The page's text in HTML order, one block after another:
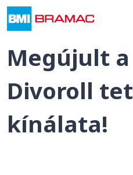
Megújult
Divoroll
kínálata!